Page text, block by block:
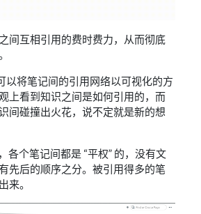
间互相引用的费时费力，从而彻底
以将笔记间的引用网络以可视化的方
上看到知识之间是如何引用的，而
间碰撞出火花，说不定就是新的想
各个笔记间都是 “平权” 的，没有文
先后的顺序之分。被引用得多的笔
来。